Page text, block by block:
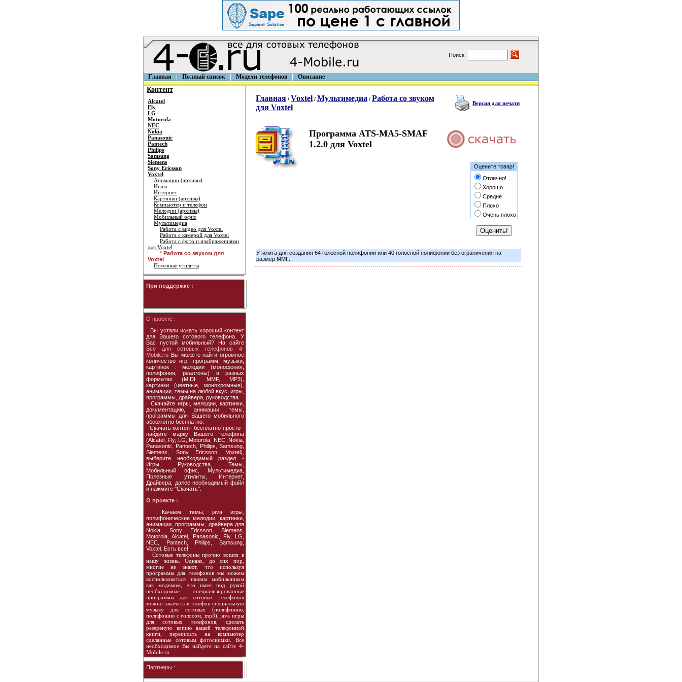
Поиск:
Главная Полный список Модели телефонов Описание
Контент
Alcatel
Fly
LG
Motorola
NEC
Nokia
Panasonic
Pantech
Philips
Samsung
Siemens
Sony Ericsson
Voxtel
Анимации (архивы)
Игры
Интернет
Картинки (архивы)
Компьютер и телефон
Мелодии (архивы)
Мобильный офис
Мультимедиа
Работа с видео для Voxtel
Работа с камерой для Voxtel
Работа с фото и изображениями
для Voxtel
* Работа со звуком для
Voxtel
Полезные утилиты
При поддержке :
О проекте :
Вы устали искать хороший контент
для Вашего сотового телефона. У
Вас пустой мобильный? На сайте
Все для сотовых телефонов 4-
Mobile.ru Вы можете найти огромное
количество игр, программ, музыки,
картинок : мелодии (монофония,
полифония, реалтоны) в разных
форматах (MIDI, MMF, MP3),
картинки (цветные, монохромные),
анимации, темы на любой вкус, игры,
программы, драйвера, руководства.
Скачайте игры, мелодии, картинки,
документацию, анимации, темы,
программы для Вашего мобильного
абсолютно бесплатно.
Скачать контент бесплатно просто -
найдите марку Вашего телефона
(Alcatel, Fly, LG, Motorola, NEC, Nokia,
Panasonic, Pantech, Philips, Samsung,
Siemens, Sony Ericsson, Voxtel),
выберите необходимый раздел -
Игры, Руководства, Темы,
Мобильный офис, Мультимедиа,
Полезные утилиты, Интернет,
Драйвера, далее необходимый файл
и нажмите "Скачать".
О проекте :
Качаем темы, java игры,
полифонические мелодии, картинки,
анимации, программы, драйвера для
Nokia, Sony Ericsson, Siemens,
Motorola, Alcatel, Panasonic, Fly, LG,
NEC, Pantech, Philips, Samsung,
Voxtel. Есть все!
Сотовые телефоны прочно вошли в
нашу жизнь. Однако, до сих пор,
многие не знают, что используя
программы для телефонов мы можем
воспользоваться нашим мобильником
как модемом, что имея под рукой
необходимые специализированные
программы для сотовых телефонов
можно закачать в телефон специальную
музыку для сотовых (полифонию,
полифонию с голосом, mp3), java игры
для сотовых телефонов, сделать
резервную копию вашей телефонной
книги, переписать на компьютер
сделанные сотовым фотоснимки. Все
необходимое Вы найдете на сайте 4-
Mobile.ru
Партнеры :
Главная / Voxtel / Мультимедиа / Работа со звуком
для Voxtel
Версия для печати
Программа ATS-MA5-SMAF
1.2.0 для Voxtel
Оцените товар!
Отлично!
Хорошо
Средне
Плохо
Очень плохо
Утилита для создания 64 голосной полифонии или 40 голосной полифонии без ограничения на
размер MMF.